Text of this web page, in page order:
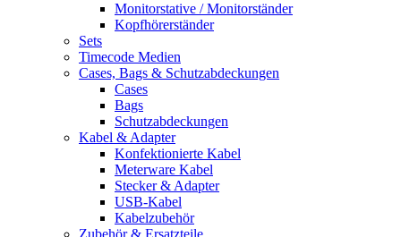
Monitorstative / Monitorständer
Kopfhörerständer
Sets
Timecode Medien
Cases, Bags & Schutzabdeckungen
Cases
Bags
Schutzabdeckungen
Kabel & Adapter
Konfektionierte Kabel
Meterware Kabel
Stecker & Adapter
USB-Kabel
Kabelzubehör
Zubehör & Ersatzteile